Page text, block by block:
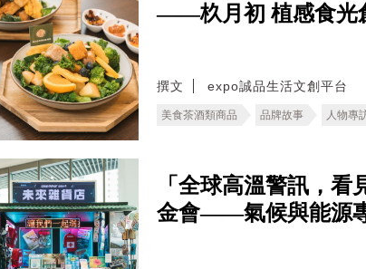
——杦月初 植感食光
撰文 expo誠品生活文創平台
美食茶酒類商品 品牌故事 人物專
「全球高溫警訊，看
金會——氣候與能源